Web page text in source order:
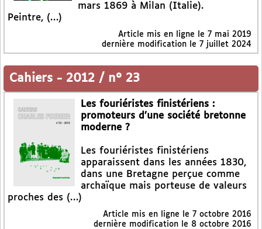
mars 1869 à Milan (Italie).
Peintre, (…)
Article mis en ligne le 7 mai 2019
dernière modification le 7 juillet 2024
Cahiers - 2012 / n° 23
Les fouriéristes finistériens :
promoteurs d’une société bretonne
moderne ?
Les fouriéristes finistériens
apparaissent dans les années 1830,
dans une Bretagne perçue comme
archaïque mais porteuse de valeurs
proches des (…)
Article mis en ligne le 7 octobre 2016
dernière modification le 8 octobre 2016